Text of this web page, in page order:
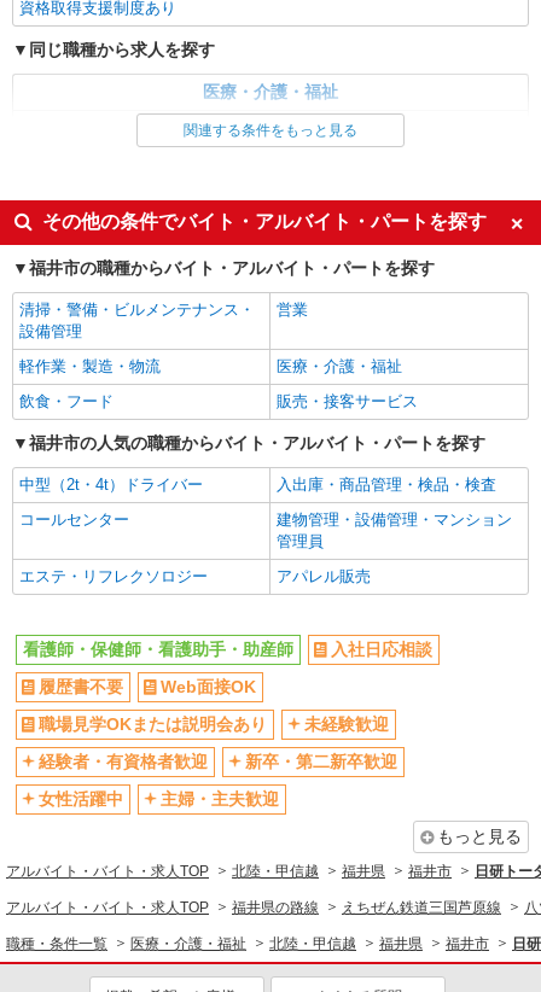
株式会社kotrio /●KY-H-2101278
＜高時給＞新田塚駅近くの病院で安定した働き
方を★看護助手♪
時給1550円〜2187円 ＜日払い有/週払い有/交
キープ 詳細を見る
派遣社員
株式会社kotrio /●KY-H-2093832
善は急げ≫≫≫履歴書不要＆面接なし！駅チカ
病院で看護助手急募
時給1550円〜2187円 ＜日払い有/週払い有/交
通費全支給(ガソリン代含む)＞
キープ 詳細を見る
派遣社員
株式会社kotrio /●KY-H-2013890
1.1万〜可！看護助手
時給1550円〜2187円 ＜日払い有/週払い有/交
通費全支給(ガソリン代含む)＞
福井市内 最寄り駅：越前花堂
キープ 詳細を見る
挑戦！シフト相談OK
時給1550円〜2187円 ＜日払い有/週払い有/交
通費全支給(ガソリン代含む)＞
資格取得支援制度あり
同じ職種から求人を探す
医療・介護・福祉
看護師・保健師・看護助手・助産師
未経験歓迎
ミドル（40代～）活躍中
週2～3日勤務OK
深夜
交通費支給
社会保険あり
関連する条件をもっと見る
その他の条件でバイト・アルバイト・パートを探す
福井市の職種からバイト・アルバイト・パートを探す
清掃・警備・ビルメンテナンス・
設備管理
営業
軽作業・製造・物流
医療・介護・福祉
飲食・フード
販売・接客サービス
福井市の人気の職種からバイト・アルバイト・パートを探す
中型（2t・4t）ドライバー
入出庫・商品管理・検品・検査
コールセンター
建物管理・設備管理・マンション
管理員
エステ・リフレクソロジー
アパレル販売
看護師・保健師・看護助手・助産師
入社日応相談
履歴書不要
Web面接OK
職場見学OKまたは説明会あり
未経験歓迎
経験者・有資格者歓迎
新卒・第二新卒歓迎
女性活躍中
主婦・主夫歓迎
もっと見る
アルバイト・バイト・求人TOP 北陸・甲信越 福井県 福井市 日研トー
アルバイト・バイト・求人TOP 福井県の路線 えちぜん鉄道三国芦原線
職種・条件一覧 医療・介護・福祉 北陸・甲信越 福井県 福井市 日